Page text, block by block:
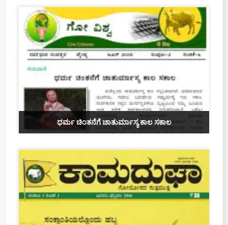
ಧರ್ಮ ಚಿಂತನೆಗೆ ಚಾತುರ್ಮಾಸ್ಯ ಕಾಲ ಸಕಾಲ